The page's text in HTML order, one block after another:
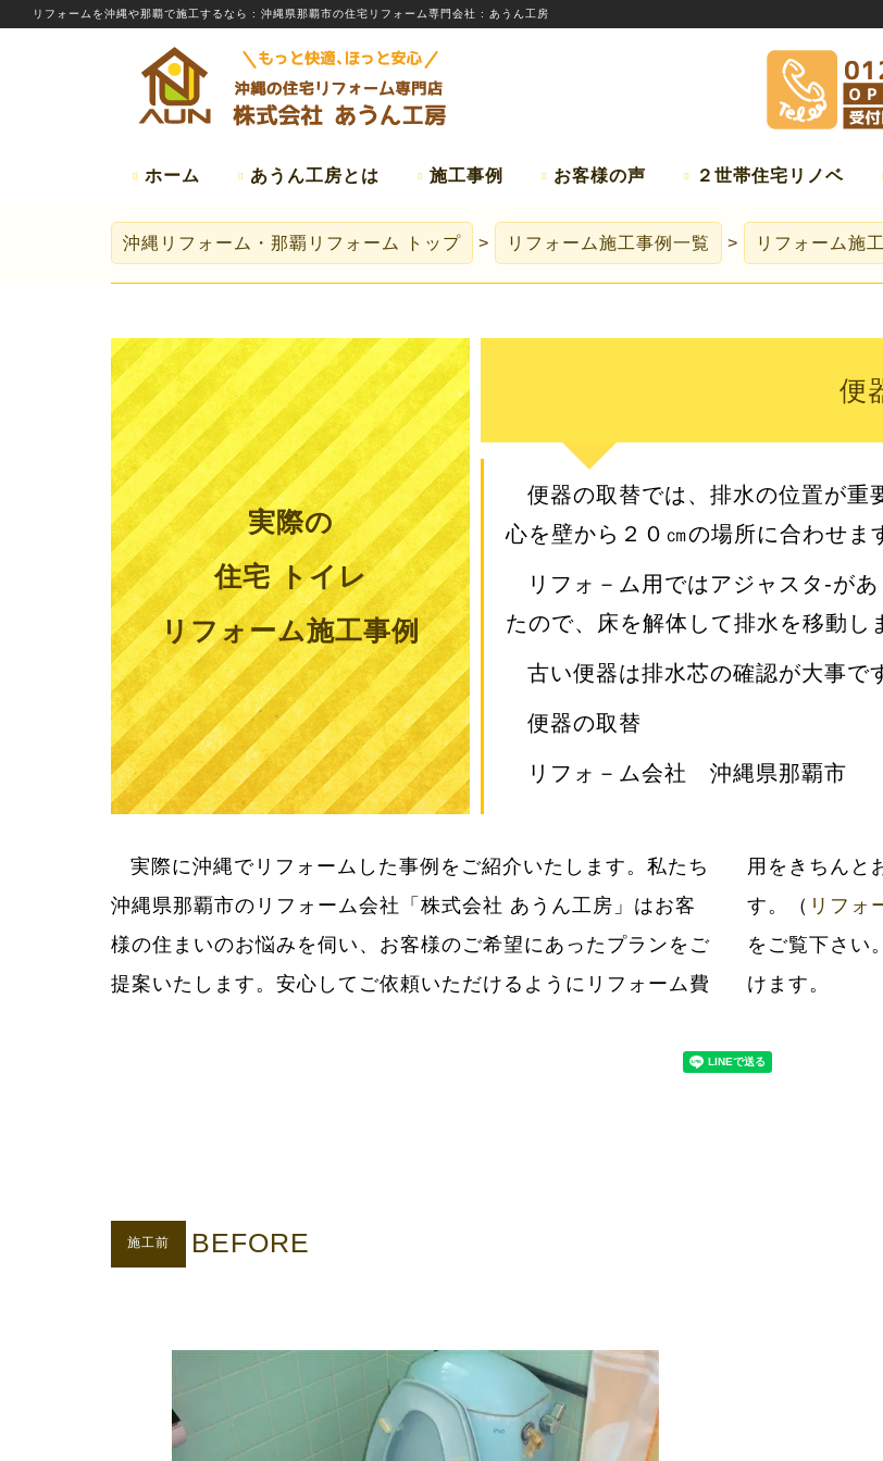
リフォームを沖縄や那覇で施工するなら : 沖縄県那覇市の住宅リフォーム専門会社 : あうん工房
ホーム あうん工房とは 施工事例 お客様の声 ２世帯住宅リノベ
沖縄リフォーム・那覇リフォーム トップ リフォーム施工事例一覧 リフォーム施
実際の
住宅 トイレ
リフォーム施工事例
便
便器の取替では、排水の位置が重
心を壁から２０㎝の場所に合わせま
リフォ－ム用ではアジャスタ-が
たので、床を解体して排水を移動し
古い便器は排水芯の確認が大事で
便器の取替
リフォ－ム会社 沖縄県那覇市
実際に沖縄でリフォームした事例をご紹介いたします。私たち
沖縄県那覇市のリフォーム会社「株式会社 あうん工房」はお客
様の住まいのお悩みを伺い、お客様のご希望にあったプランをご
提案いたします。安心してご依頼いただけるようにリフォーム費
用をきちんとお知らせしてご納得いただいてから工事いたしま
す。（ リフォ
をご覧下さい
けます。
BEFORE
施工前